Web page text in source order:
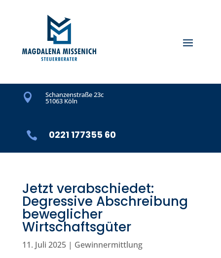
 Schanzenstraße 23c
51063 Köln
 0221 177355 60
Jetzt verabschiedet:
Degressive Abschreibung
beweglicher
Wirtschaftsgüter
11. Juli 2025| Gewinnermittlung